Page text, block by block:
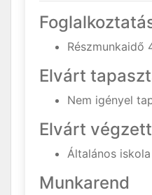
Részmunkaidő
Elvárt
Nem igényel
Elvárt
Általános iskola
Munkarend